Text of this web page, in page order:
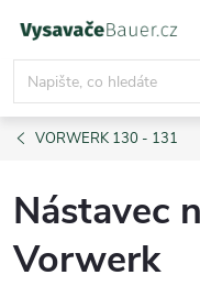
obsah
VORWERK 130 - 131
Nástavec
Vorwerk